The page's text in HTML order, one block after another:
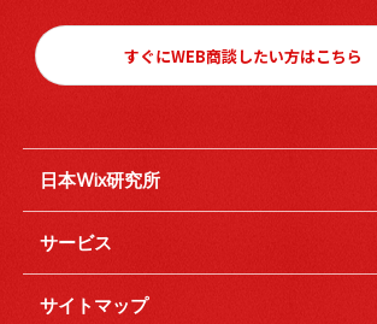
すぐにWEB商談したい方はこちら
日本Wix研究所
サービス
サイトマップ